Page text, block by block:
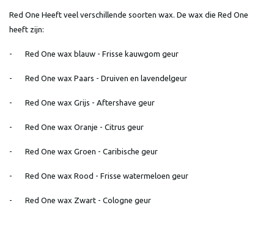
Red One Heeft veel verschillende soorten wax. De wax die Red One
heeft zijn:
- Red One wax blauw - Frisse kauwgom geur
- Red One wax Paars - Druiven en lavendelgeur
- Red One wax Grijs - Aftershave geur
- Red One wax Oranje - Citrus geur
- Red One wax Groen - Caribische geur
- Red One wax Rood - Frisse watermeloen geur
- Red One wax Zwart - Cologne geur